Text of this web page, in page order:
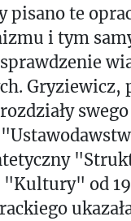
pisano te
i tym
Gryziewicz,
od